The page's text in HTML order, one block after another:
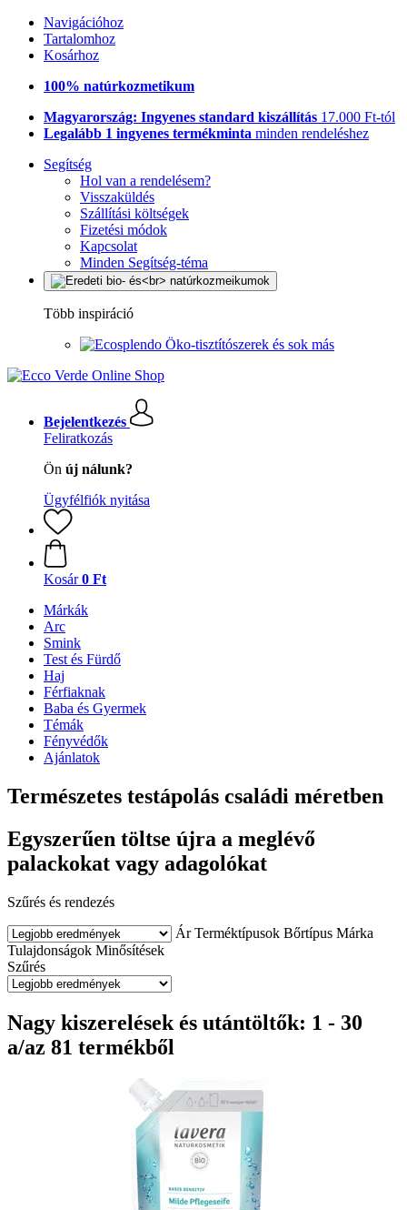
Navigációhoz
Tartalomhoz
Kosárhoz
100% natúrkozmetikum
Magyarország: Ingyenes standard kiszállítás 17.000 Ft-tól
Legalább 1 ingyenes termékminta minden rendeléshez
Segítség
Hol van a rendelésem?
Visszaküldés
Szállítási költségek
Fizetési módok
Kapcsolat
Minden Segítség-téma
Több inspiráció
Öko-tisztítószerek és sok más
Bejelentkezés
Feliratkozás
Ön új nálunk?
Ügyfélfiók nyitása
Kosár 0 Ft
Márkák
Arc
Smink
Test és Fürdő
Haj
Férfiaknak
Baba és Gyermek
Témák
Fényvédők
Ajánlatok
Természetes testápolás családi méretben
Egyszerűen töltse újra a meglévő
palackokat vagy adagolókat
Szűrés és rendezés
Ár Terméktípusok Bőrtípus Márka
Tulajdonságok Minősítések
Szűrés
Nagy kiszerelések és utántöltők: 1 - 30
a/az 81 termékből